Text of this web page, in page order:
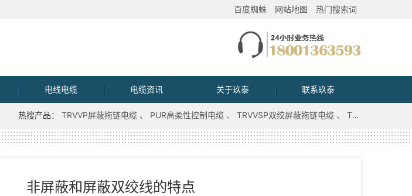
热门搜索词
网站地图
百度蜘蛛
电线电缆 电缆资讯 关于玖泰 联系玖泰
热搜产品： TRVVP屏蔽拖链电缆 PUR高柔性控制电缆 TRVVSP双绞屏蔽拖链电缆 TRVV拖链电缆
非屏蔽和屏蔽双绞线的特点